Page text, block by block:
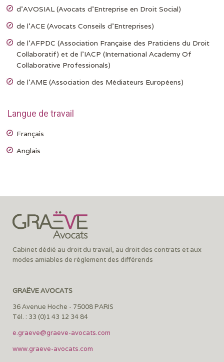
d’AVOSIAL (Avocats d’Entreprise en Droit Social)
de l’ACE (Avocats Conseils d’Entreprises)
de l’AFPDC (Association Française des Praticiens du Droit
Collaboratif) et de l’IACP (International Academy Of
Collaborative Professionals)
de l’AME (Association des Médiateurs Européens)
Langue de travail
Français
Anglais
Cabinet dédié au droit du travail, au droit des contrats et aux
modes amiables de règlement des différends
GRAËVE AVOCATS
36 Avenue Hoche - 75008 PARIS
Tél. : 33 (0)1 43 12 34 84
e.graeve@graeve-avocats.com
www.graeve-avocats.com